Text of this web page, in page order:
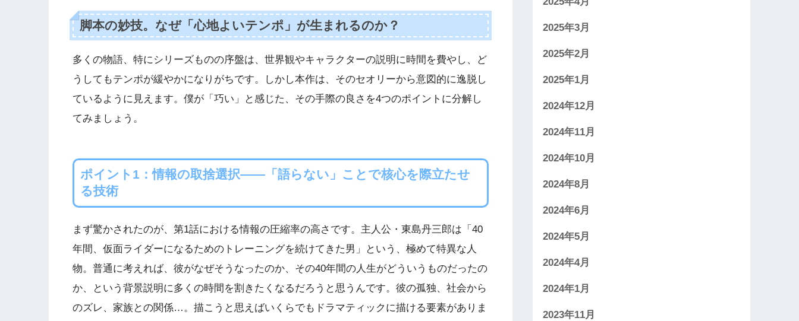
脚本の妙技。なぜ「心地よいテンポ」が生まれるのか？
多くの物語、特にシリーズものの序盤は、世界観やキャラクターの説明に時間を費やし、ど
うしてもテンポが緩やかになりがちです。しかし本作は、そのセオリーから意図的に逸脱し
ているように見えます。僕が「巧い」と感じた、その手際の良さを4つのポイントに分解し
てみましょう。
ポイント1：情報の取捨選択――「語らない」ことで核心を際立たせ
る技術
まず驚かされたのが、第1話における情報の圧縮率の高さです。主人公・東島丹三郎は「40
年間、仮面ライダーになるためのトレーニングを続けてきた男」という、極めて特異な人
物。普通に考えれば、彼がなぜそうなったのか、その40年間の人生がどういうものだったの
か、という背景説明に多くの時間を割きたくなるだろうと思うんです。彼の孤独、社会から
のズレ、家族との関係…。描こうと思えばいくらでもドラマティックに描ける要素がありま
2025年3月
2025年2月
2025年1月
2024年12月
2024年11月
2024年10月
2024年8月
2024年6月
2024年5月
2024年4月
2024年1月
2023年11月